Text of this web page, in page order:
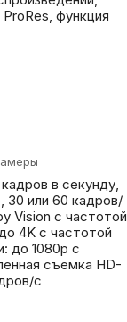
функция
в секунду,
30 или 60 кадров/
Vision с частотой
4K с частотой
до 1080p с
съемка HD-
с